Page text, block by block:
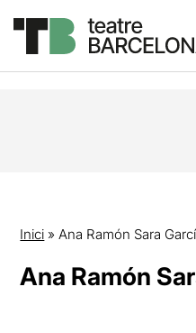
Inici »Ana Ramón Sara
Ana Ramón